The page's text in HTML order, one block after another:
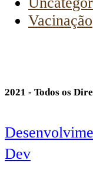
Vacinação
2021 - Todos os
Dev